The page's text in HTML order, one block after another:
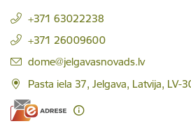
+371 63022238
+371 26009600
E-pasts:
dome@jelgavasnovads.lv
Pasta iela 37, Jelgava, Latvija, LV-